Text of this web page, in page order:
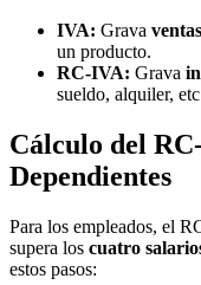
IVA: Grava ventas
un producto.
RC-IVA: Grava
sueldo, alquiler,
Cálculo del
Dependientes
Para los empleados, el
supera los cuatro
estos pasos: